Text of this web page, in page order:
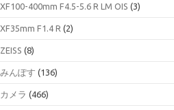
XF100-400mm F4.5-5.6 R LM OIS (3)
XF35mm F1.4 R (2)
ZEISS (8)
みんぽす (136)
カメラ (466)